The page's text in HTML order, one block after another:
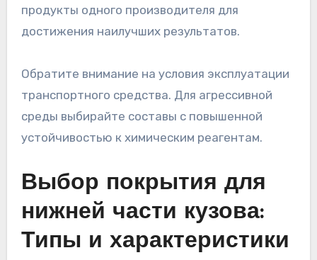
продукты одного производителя для
достижения наилучших результатов.
Обратите внимание на условия эксплуатации
транспортного средства. Для агрессивной
среды выбирайте составы с повышенной
устойчивостью к химическим реагентам.
Выбор покрытия для
нижней части кузова:
Типы и характеристики